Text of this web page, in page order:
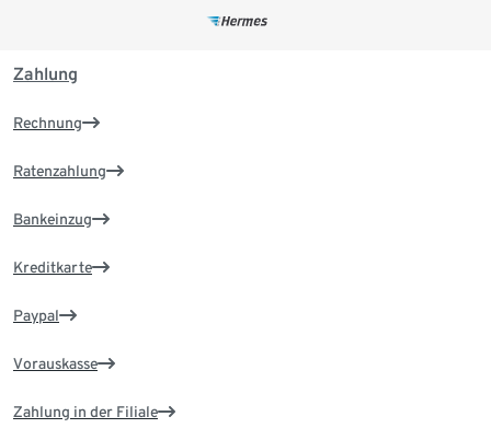
Zahlung
Rechnung
Ratenzahlung
Bankeinzug
Kreditkarte
Paypal
Vorauskasse
Zahlung in der Filiale